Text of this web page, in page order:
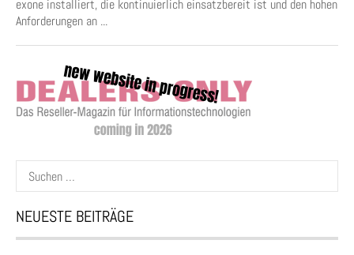
exone installiert, die kontinuierlich einsatzbereit ist und den hohen
Anforderungen an ...
Suchen
nach:
NEUESTE BEITRÄGE